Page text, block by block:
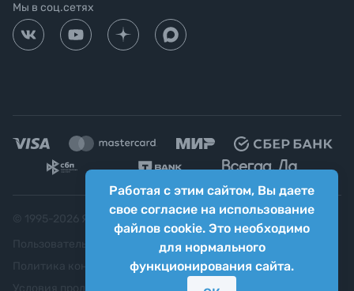
Работая с этим сайтом, Вы даете
свое согласие на использование
файлов cookie. Это необходимо
для нормального
функционирования сайта.
Мы в соц.сетях
Яркий фотомаркет ("Яркий Мир")
Пользовательское соглашение
Политика конфиденциальности